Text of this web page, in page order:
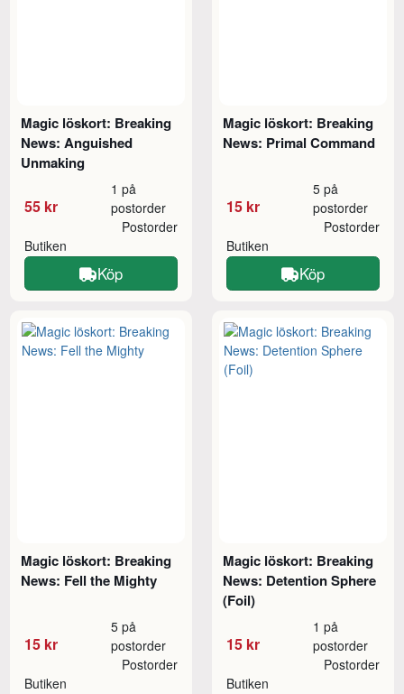
Magic löskort: Breaking
News: Anguished
Unmaking
55 kr
1 på
postorder
Butiken
Postorder
Köp
Magic löskort: Breaking
News: Primal Command
15 kr
5 på
postorder
Butiken
Postorder
Köp
Magic löskort: Breaking
News: Fell the Mighty
15 kr
5 på
postorder
Butiken
Postorder
Magic löskort: Breaking
News: Detention Sphere
(Foil)
15 kr
1 på
postorder
Butiken
Postorder